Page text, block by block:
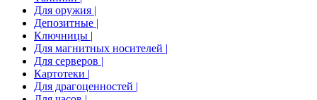
Для оружия |
Депозитные |
Ключницы |
Для магнитных носителей |
Для серверов |
Картотеки |
Для драгоценностей |